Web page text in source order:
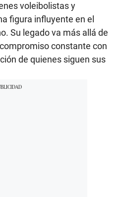
voleibolistas y
figura influyente en el
Su legado va más allá de
constante con
de quienes siguen sus